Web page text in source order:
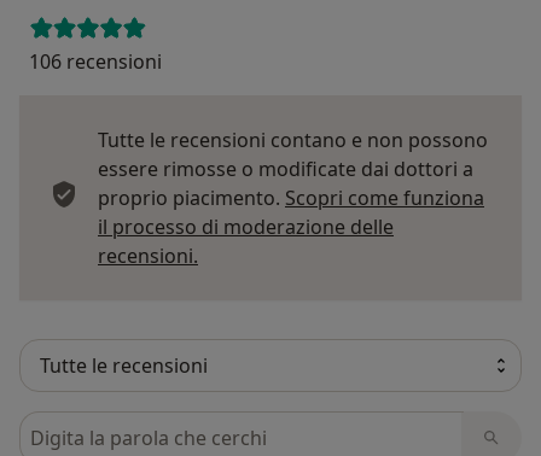
106 recensioni
Tutte le recensioni contano e non possono
essere rimosse o modificate dai dottori a
proprio piacimento. Scopri come funziona
il processo di moderazione delle
recensioni.
Cerca nelle recensioni